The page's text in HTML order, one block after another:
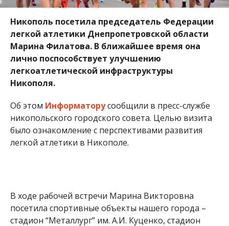
Никополь посетила председатель Федерации
легкой атлетики Днепропетровской области
Марина Филатова. В ближайшее время она
лично поспособствует улучшению
легкоатлетической инфраструктуры
Никополя.
Об этом Информаторусообщили в пресс-службе
никопольского городского совета. Целью визита
было ознакомление с перспективами развития
легкой атлетики в Никополе.
В ходе рабочей встречи Марина Викторовна
посетила спортивные объекты нашего города –
стадион “Металлург” им. А.И. Куценко, стадион